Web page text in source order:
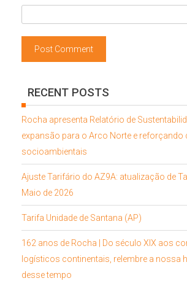
RECENT POSTS
Rocha apresenta Relatório de
expansão para o Arco Norte e
socioambientais
Ajuste Tarifário do AZ9A: atualização de
Maio de 2026
Tarifa Unidade de Santana (AP)
162 anos de Rocha | Do século XIX aos
logísticos continentais, relembre a nossa
desse tempo